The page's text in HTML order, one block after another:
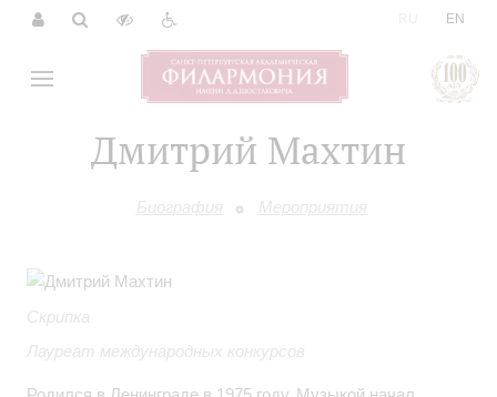
EN
Дмитрий Махтин
Биография Мероприятия
Скрипка
Лауреат международных конкурсов